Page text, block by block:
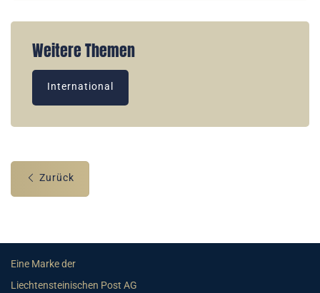
Weitere Themen
International
Zurück
Eine Marke der
Liechtensteinischen Post AG